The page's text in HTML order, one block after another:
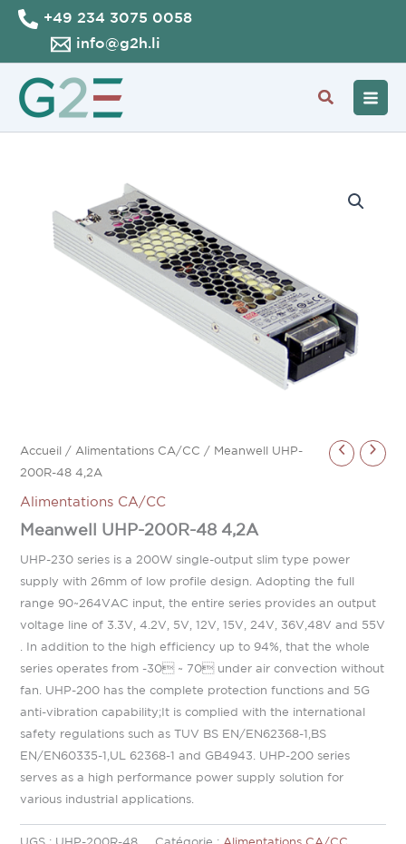
Aller
contenu
+49 234 3075 0058
info@g2h.li
Accueil / Alimentations CA/CC / Meanwell UHP-
200R-48 4,2A
Alimentations CA/CC
Meanwell UHP-200R-48 4,2A
UHP-230 series is a 200W single-output slim type power
supply with 26mm of low profile design. Adopting the full
range 90~264VAC input, the entire series provides an output
voltage line of 3.3V, 4.2V, 5V, 12V, 15V, 24V, 36V,48V and 55V
. In addition to the high efficiency up to 94%, that the whole
series operates from -30 ~ 70 under air convection without
fan. UHP-200 has the complete protection functions and 5G
anti-vibration capability;It is complied with the international
safety regulations such as TUV BS EN/EN62368-1,BS
EN/EN60335-1,UL 62368-1 and GB4943. UHP-200 series
serves as a high performance power supply solution for
various industrial applications.
UGS : UHP-200R-48 Catégorie : Alimentations CA/CC